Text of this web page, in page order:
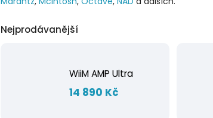
Nejprodávanější
WiiM AMP Ultra
14 890 Kč